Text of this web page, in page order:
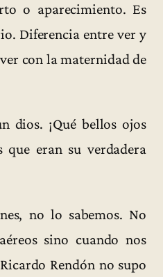
o aparecimiento. Es
Diferencia entre ver y
con la maternidad de
dios. ¡Qué bellos ojos
que eran su verdadera
no lo sabemos. No
sino cuando nos
Rendón no supo